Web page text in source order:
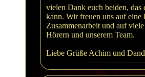
vielen Dank euch beiden, das
kann. Wir freuen uns auf eine
Zusammenarbeit und auf
Hörern und unserem Team.
Liebe Grüße Achim und